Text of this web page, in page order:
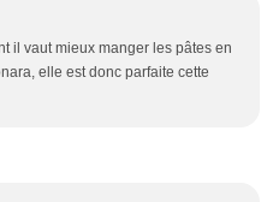
il vaut mieux manger les pâtes en
elle est donc parfaite cette